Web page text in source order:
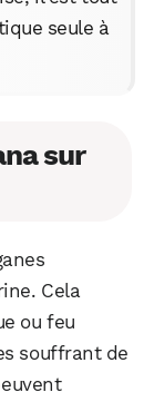
seule à
sur
Cela
ou feu
souffrant de